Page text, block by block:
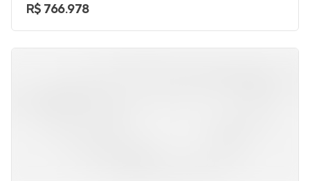
R$ 766.978